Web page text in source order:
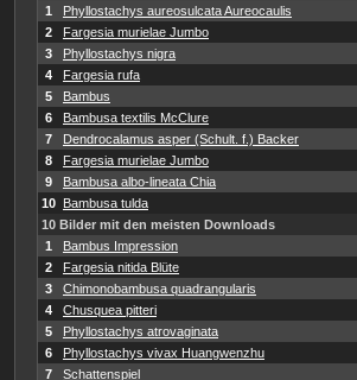
1
Phyllostachys aureosulcata Aureocaulis
2
Fargesia murielae Jumbo
3
Phyllostachys nigra
4
Fargesia rufa
5
Bambus
6
Bambusa textilis McClure
7
Dendrocalamus asper (Schult. f.) Backer
8
Fargesia murielae Jumbo
9
Bambusa albo-lineata Chia
10 Bambusa tulda
10 Bilder mit den meisten Downloads
1
Bambus Impression
2
Fargesia nitida Blüte
3
Chimonobambusa quadrangularis
4
Chusquea pitteri
5
Phyllostachys atrovaginata
6
Phyllostachys vivax Huangwenzhu
7
Schattenspiel